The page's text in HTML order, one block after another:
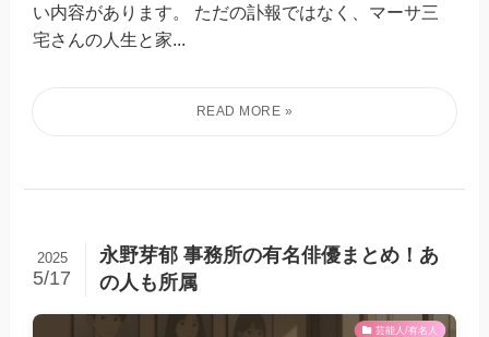
い内容があります。 ただの訃報ではなく、マーサ三
宅さんの人生と家...
永野芽郁 事務所の有名俳優まとめ！あ
の人も所属
2025
5/17
芸能人/有名人